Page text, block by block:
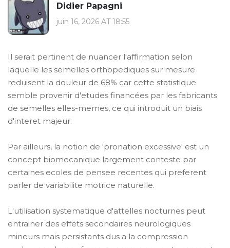
Didier Papagni
juin 16, 2026 AT 18:55
Il serait pertinent de nuancer l'affirmation selon
laquelle les semelles orthopediques sur mesure
reduisent la douleur de 68% car cette statistique
semble provenir d'etudes financées par les fabricants
de semelles elles-memes, ce qui introduit un biais
d'interet majeur.
Par ailleurs, la notion de 'pronation excessive' est un
concept biomecanique largement conteste par
certaines ecoles de pensee recentes qui preferent
parler de variabilite motrice naturelle.
L'utilisation systematique d'attelles nocturnes peut
entrainer des effets secondaires neurologiques
mineurs mais persistants dus a la compression